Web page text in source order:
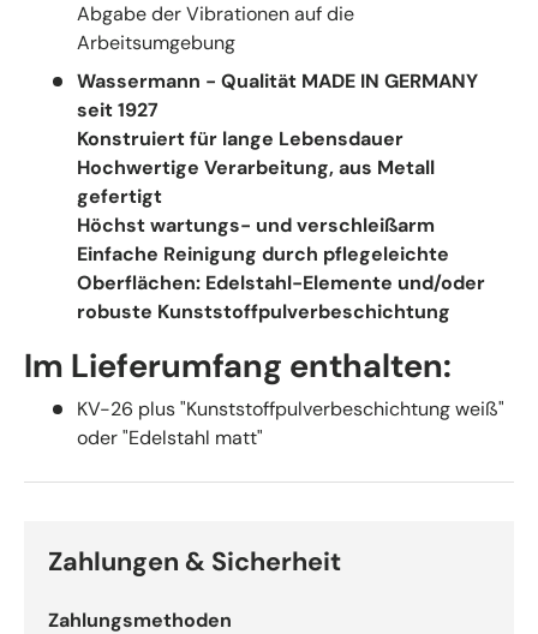
Abgabe der Vibrationen auf die
Arbeitsumgebung
Wassermann - Qualität MADE IN GERMANY
seit 1927
Konstruiert für lange Lebensdauer
Hochwertige Verarbeitung, aus Metall
gefertigt
Höchst wartungs- und verschleißarm
Einfache Reinigung durch pflegeleichte
Oberflächen: Edelstahl-Elemente und/oder
robuste Kunststoffpulverbeschichtung
Im Lieferumfang enthalten:
KV-26 plus "Kunststoffpulverbeschichtung weiß"
oder "Edelstahl matt"
Zahlungen & Sicherheit
Zahlungsmethoden